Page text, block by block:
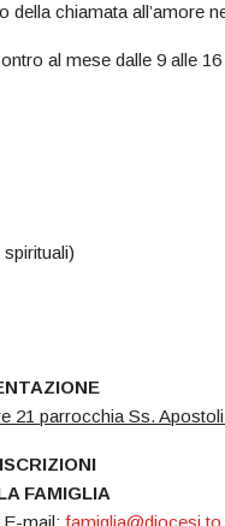
della chiamata all’amore
al mese dalle 9 alle
21 parrocchia Ss.
FAMIGLIA